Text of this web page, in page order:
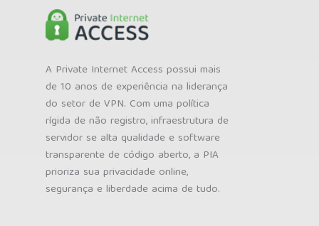
A Private Internet Access possui mais
de 10 anos de experiência na liderança
do setor de VPN. Com uma política
rígida de não registro, infraestrutura de
servidor se alta qualidade e software
transparente de código aberto, a PIA
prioriza sua privacidade online,
segurança e liberdade acima de tudo.